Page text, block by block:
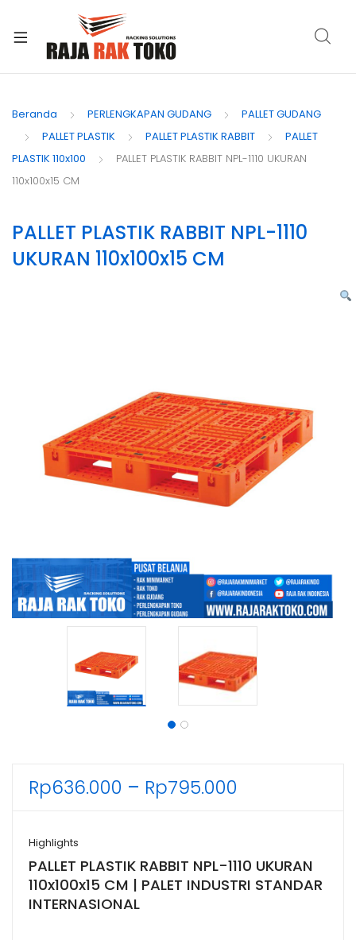
Beranda PERLENGKAPAN GUDANG
PALLET GUDANG
PALLET PLASTIK
PALLET PLASTIK RABBIT
PALLET
PLASTIK 110x100
PALLET PLASTIK RABBIT NPL-1110 UKURAN
110x100x15 CM
PALLET PLASTIK RABBIT NPL-1110
UKURAN 110x100x15 CM
Rp636.000 – Rp795.000
Rp795.000
Highlights
PALLET PLASTIK RABBIT NPL-1110 UKURAN
110x100x15 CM | PALET INDUSTRI STANDAR
INTERNASIONAL